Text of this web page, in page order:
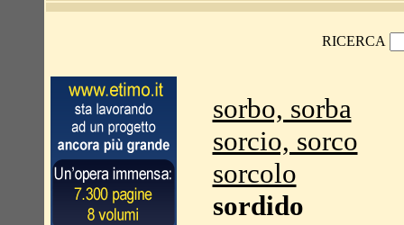
RICERCA
sorbo, sorba
sorcio, sorco
sorcolo
sordido